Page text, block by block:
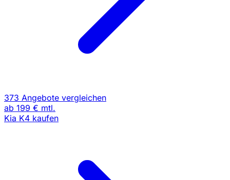
373 Angebote vergleichen
ab 199 € mtl.
Kia K4 kaufen